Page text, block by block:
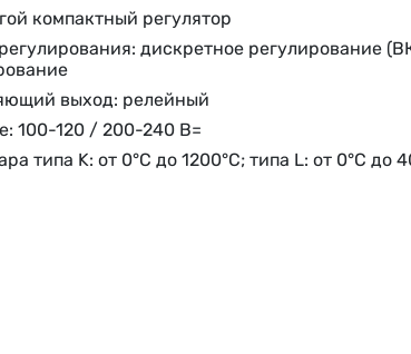
компактный регулятор
дискретное регулирование
выход: релейный
100-120 / 200-240 В=
типа K: от 0°C до 1200°C; типа L: от 0°C до